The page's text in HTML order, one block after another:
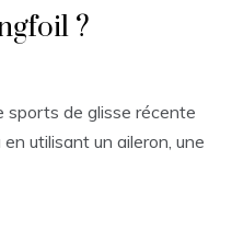
?
sports de glisse récente
utilisant un aileron, une